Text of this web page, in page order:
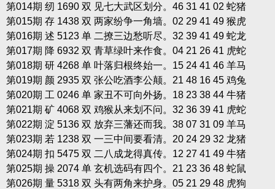
第014期 纫 1690 双 见七大武区划分。46 31 41 02 蛇猪
第015期 存 1438 双 两家纷争一角墙。02 29 41 49 猴虎
第016期 述 5123 单 二撩三边愁听尽。32 39 41 49 蛇龙
第017期 降 6932 双 青草绿叶来作食。04 21 26 41 虎蛇
第018期 研 4268 单 叶落归根终始一。15 24 41 46 羊马
第019期 颜 2935 双 张公吃酒李公颠。21 48 16 45 鸡兔
第020期 工 0246 单 家丑不可向外扬。18 23 38 44 牛猪
第021期 矿 4068 双 鸡猴从来划不问。32 36 39 41 虎蛇
第022期 淀 5136 双 放弃三藩还而我。38 07 31 09 羊马
第023期 若 1238 双 一三中间要看清。20 24 29 32 龙猪
第024期 扣 5475 双 二八成龙得真传。12 27 41 49 牛猪
第025期 操 2074 单 玄机选码有四个。21 23 36 48 蛇鼠
第026期 量 5318 双 头有两角来护身。05 21 29 48 虎狗